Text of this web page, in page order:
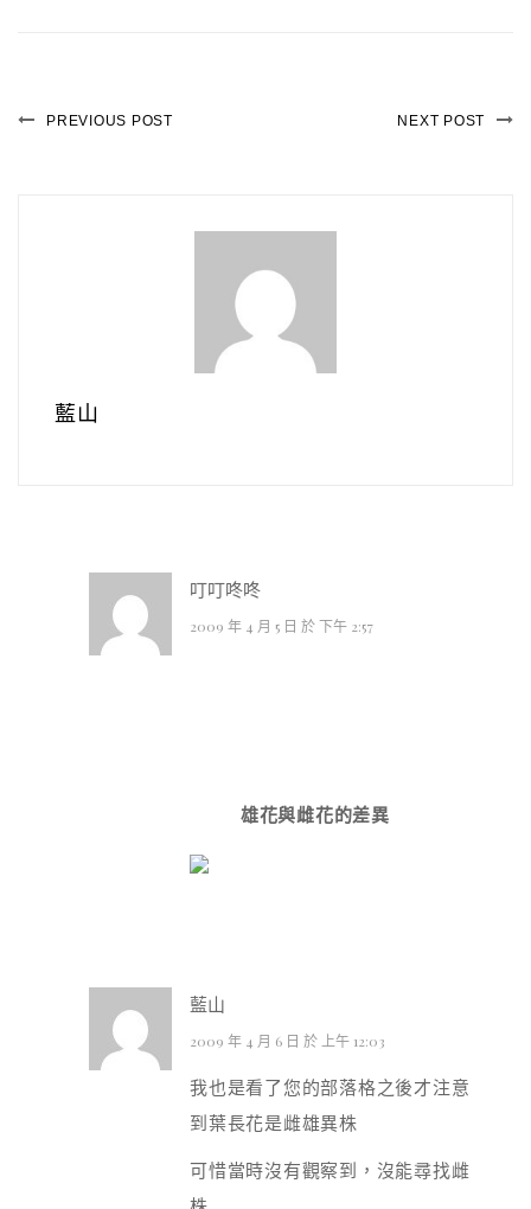
PREVIOUS POST NEXT POST
藍山
叮叮咚咚
2009 年 4 月 5 日 於 下午 2:57
雄花與雌花的差異
藍山
2009 年 4 月 6 日 於 上午 12:03
我也是看了您的部落格之後才注意
到葉長花是雌雄異株
可惜當時沒有觀察到，沒能尋找雌